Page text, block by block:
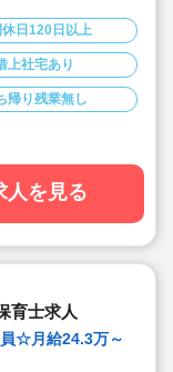
一時金の支給実績も
有給が使えるので、
を始められます。
暇(6日間)も♪
平均月5時間(15分/
♪
アットホームな雰囲
。
に質問ができる環
実しています。
日120日以上
上社宅あり
帰り残業無し
人を見る
育士求人
☆月給24.3万～